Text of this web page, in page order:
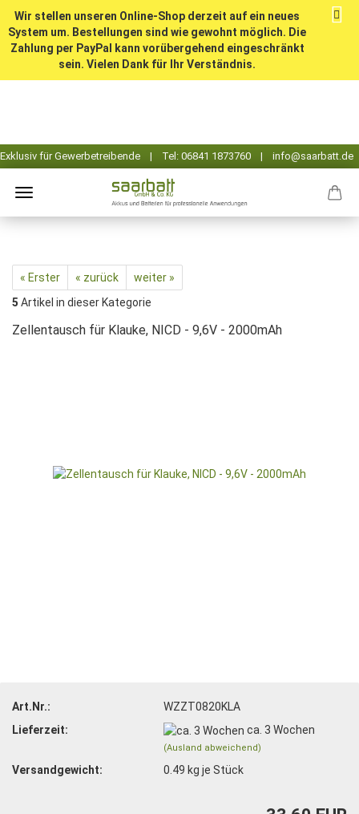
Wir stellen unseren Online-Shop derzeit auf ein neues
System um. Bestellungen sind wie gewohnt möglich. Die
Zahlung per PayPal kann vorübergehend eingeschränkt
sein. Vielen Dank für Ihr Verständnis.
« Erster « zurück
weiter »
5 Artikel in dieser Kategorie
Zellentausch für Klauke, NICD - 9,6V - 2000mAh
Art.Nr.:
WZZT0820KLA
Lieferzeit:
ca. 3 Wochen
(Ausland abweichend)
Versandgewicht: 0.49 kg je Stück